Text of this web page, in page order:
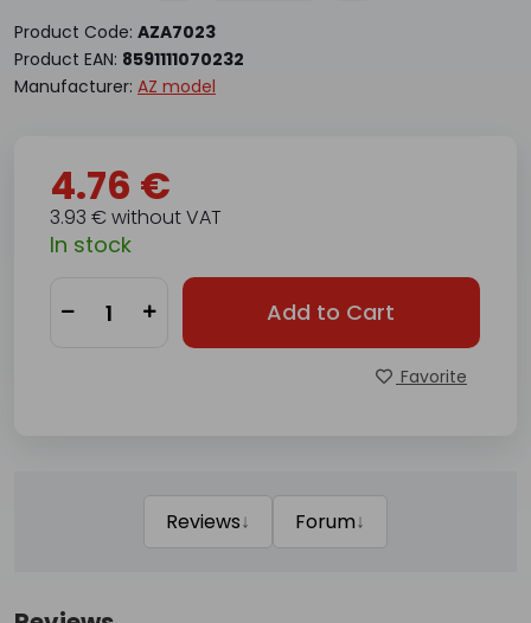
Product Code: AZA7023
Product EAN: 8591111070232
Manufacturer: AZ model
4.76 €
3.93 € without VAT
In stock
Add to Cart
Favorite
Reviews↓ Forum↓